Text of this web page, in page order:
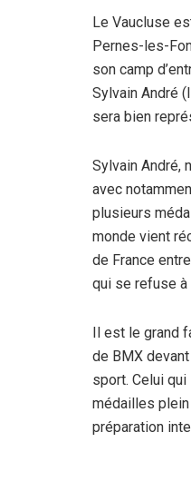
Le Vaucluse
Pernes-les-
son camp
Sylvain André
sera bien
Sylvain André,
avec
plusieurs
monde vient
de France
qui se refuse à
Il est le grand
de BMX
sport. Celui qui
médailles
préparation